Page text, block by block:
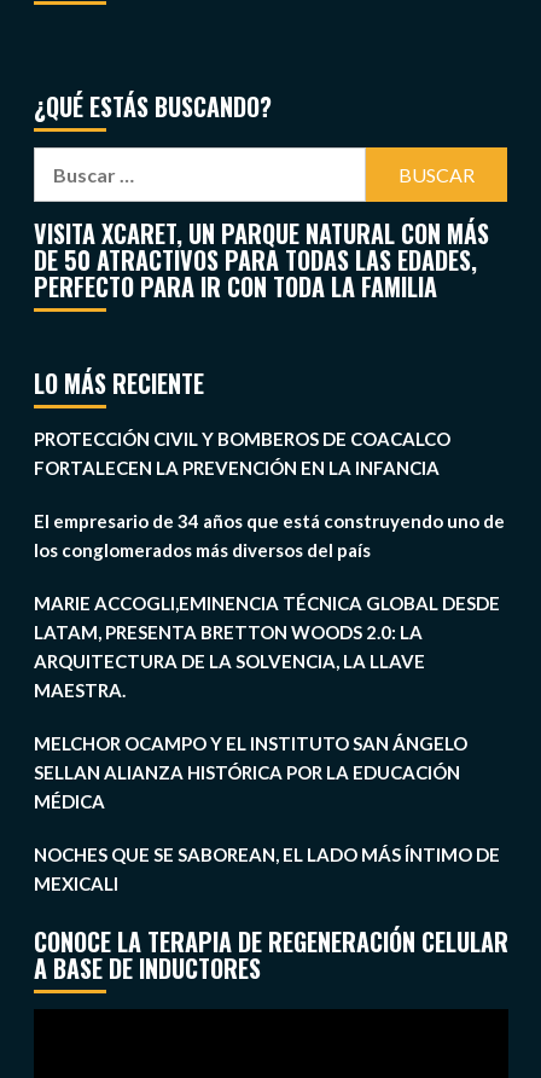
¿QUÉ ESTÁS BUSCANDO?
VISITA XCARET, UN PARQUE NATURAL CON MÁS
DE 50 ATRACTIVOS PARA TODAS LAS EDADES,
PERFECTO PARA IR CON TODA LA FAMILIA
LO MÁS RECIENTE
PROTECCIÓN CIVIL Y BOMBEROS DE COACALCO
FORTALECEN LA PREVENCIÓN EN LA INFANCIA
El empresario de 34 años que está construyendo uno de
los conglomerados más diversos del país
MARIE ACCOGLI,EMINENCIA TÉCNICA GLOBAL DESDE
LATAM, PRESENTA BRETTON WOODS 2.0: LA
ARQUITECTURA DE LA SOLVENCIA, LA LLAVE
MAESTRA.
MELCHOR OCAMPO Y EL INSTITUTO SAN ÁNGELO
SELLAN ALIANZA HISTÓRICA POR LA EDUCACIÓN
MÉDICA
NOCHES QUE SE SABOREAN, EL LADO MÁS ÍNTIMO DE
MEXICALI
CONOCE LA TERAPIA DE REGENERACIÓN CELULAR
A BASE DE INDUCTORES